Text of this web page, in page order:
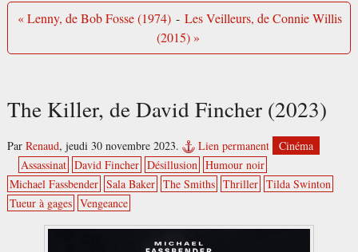
« Lenny, de Bob Fosse (1974) - Les Veilleurs, de Connie Willis
(2015) »
The Killer, de David Fincher (2023)
Par Renaud, jeudi 30 novembre 2023. Lien permanent
Cinéma
Assassinat David Fincher Désillusion Humour noir
Michael Fassbender Sala Baker The Smiths Thriller Tilda Swinton
Tueur à gages Vengeance